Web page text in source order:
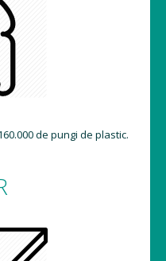
de pungi de plastic.